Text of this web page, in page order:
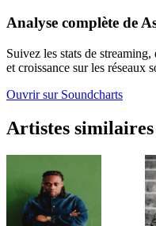
Analyse complète de
Suivez les stats de
et croissance sur les réseaux
Ouvrir sur Soundcharts
Artistes similaires